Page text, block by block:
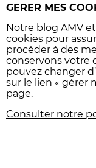
des gants
homologués,
obligatoires.
chaussures
montantes et les
vêtements
sont conseillés.
GERER MES
Notre blog AMV
cookies pour
procéder à des
conservons votre
pouvez changer
sur le lien « gérer
page.
Consulter notre